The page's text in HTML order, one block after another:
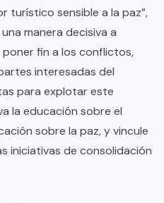
turístico sensible a la paz”,
manera decisiva a
fin a los conflictos,
interesadas del
para explotar este
la educación sobre el
sobre la paz, y vincule
iniciativas de consolidación